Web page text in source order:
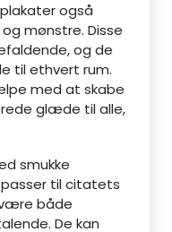
også
mønstre. Disse
og de
til ethvert rum.
med at skabe
glæde til alle,
smukke
til citatets
være både
De kan